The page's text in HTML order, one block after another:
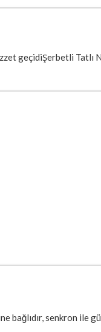
geçidiŞerbetli Tatlı
bağlıdır, senkron ile